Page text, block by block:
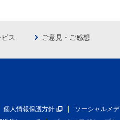
ス ご意見・ご感想
個人情報保護方針
ソーシャルメ